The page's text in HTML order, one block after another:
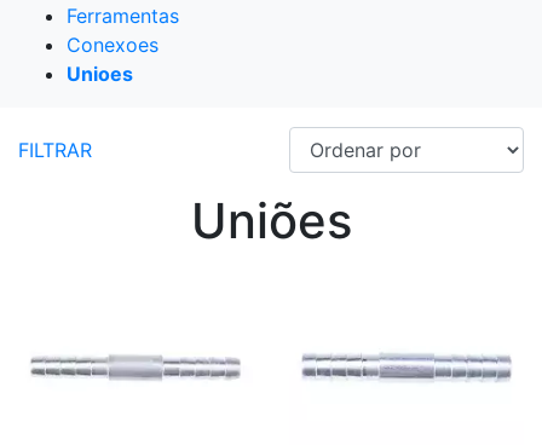
Ferramentas
Conexoes
Unioes
FILTRAR
Uniões